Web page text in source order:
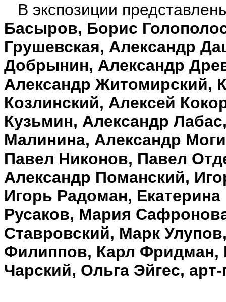
В экспозиции
Басыров, Борис
Грушевская, Александр
Добрынин, Александр
Александр Житомирский,
Козлинский, Алексей
Кузьмин, Александр
Малинина, Александр
Павел Никонов, Павел
Александр Поманский,
Игорь Радоман,
Русаков, Мария
Ставровский, Марк
Филиппов, Карл Фридман,
Чарский, Ольга Эйгес,